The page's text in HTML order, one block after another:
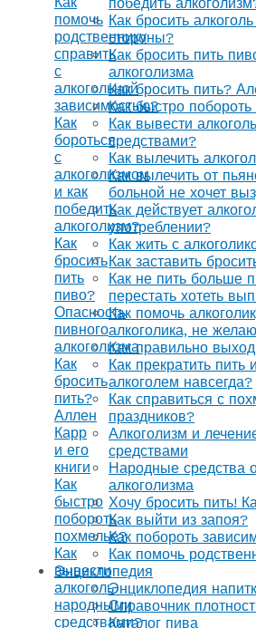
помочь
родственнику
справить
с
алкогольной
зависимостью?
Как
бороться
с
алкоголизмом
и как
победить
алкоголизм?
Как
бросить
пить
пиво?
Опасность
пивного
алкоголизма
Как
бросить
пить?
Аллен
Карр
и его
книги
Как
быстро
побороть
похмелье?
Как
вывести
алкоголь
народными
средствами?
Как бросить
стороны?
Как бросить пить
алкоголизма
Как бросить пить?
Как быстро
Как вывести
средствами?
Как вылечить
Как вылечить от
больной не хочет
Как действует
употреблении?
Как жить с
Как заставить
Как не пить больше
перестать хотеть
Как помочь
алкоголика, не
Как правильно
Как прекратить пить
алкоголем навсегда?
Как справиться с
праздников?
Алкоголизм и
средствами
Народные средства
алкоголизма
Хочу бросить пить!
Как выйти из запоя?
Как побороть
Как помочь
Энциклопедия
Энциклопедия
Справочник
Каталог пива